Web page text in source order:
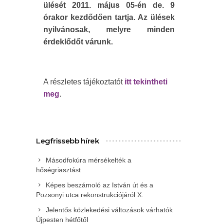
ülését 2011. május 05-én de. 9
órakor kezdődően tartja. Az ülések
nyilvánosak, melyre minden
érdeklődőt várunk.
A részletes tájékoztatót itt tekintheti
meg.
Legfrissebb hírek
Másodfokúra mérsékelték a
hőségriasztást
Képes beszámoló az István út és a
Pozsonyi utca rekonstrukciójáról X.
Jelentős közlekedési változások várhatók
Újpesten hétfőtől